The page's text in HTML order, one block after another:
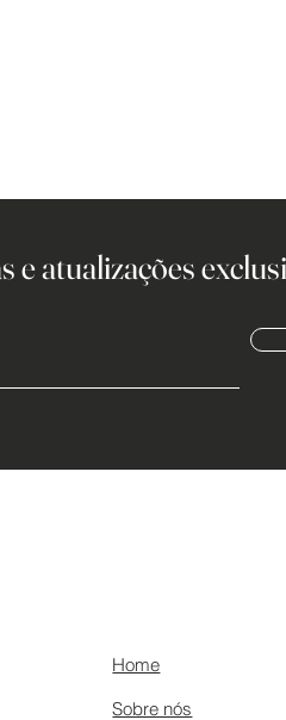
e atualizações
Home
Sobre nós